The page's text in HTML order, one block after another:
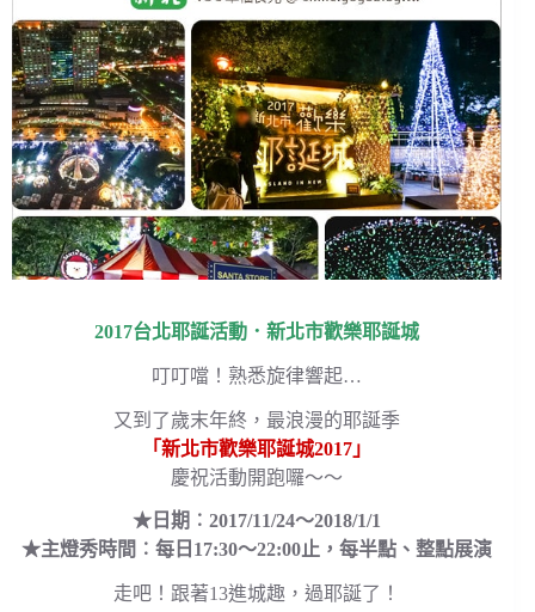
2017台北耶誕活動．新北市歡樂耶誕城
叮叮噹！熟悉旋律響起…
又到了歲末年終，最浪漫的耶誕季
「新北市歡樂耶誕城2017」
慶祝活動開跑囉～～
★日期︰2017/11/24～2018/1/1
★主燈秀時間︰每日17:30～22:00止，每半點、整點展演
走吧！跟著13進城趣，過耶誕了！